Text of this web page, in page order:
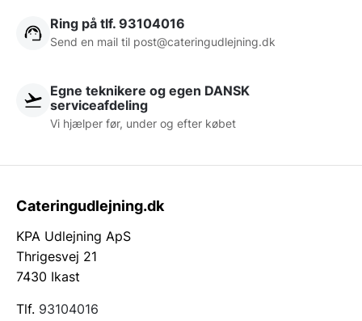
Ring på tlf. 93104016
Send en mail til post@cateringudlejning.dk
Egne teknikere og egen DANSK
serviceafdeling
Vi hjælper før, under og efter købet
Cateringudlejning.dk
KPA Udlejning ApS
Thrigesvej 21
7430 Ikast
Tlf. 93104016